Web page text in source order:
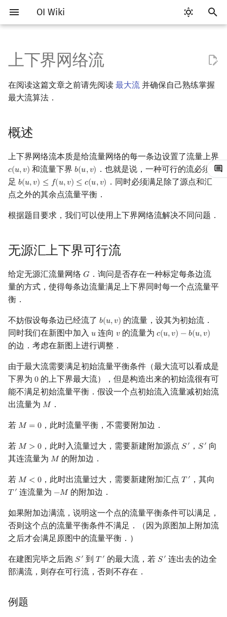
OI Wiki
开
搜
Getting Started
关于本项目
格式手册
数学符号表
F.A.Q.
镜像站列表
致谢
比赛相关简介
赛事
学习资源
技巧
出题
工具软件简介
代码编辑工具
Eclipse
Kate
Geany
Xcode
Sublime Text
CP Editor
Lemon
命令行编译与调试
编译器
WSL (Windows 10)
Special Judge
Testlib
Interactor
Polygon
OJ 工具
LaTeX 入门
Git
语言基础简介
C++ 基础
流程控制语句
函数
string
引用
新版 C++ 特性
编译优化
C++ 与其他常用语言的区别
Pascal 转 C++ 急救
Python 速成
Java 速成
Java 进阶
算法基础简介
复杂度
递归 & 分治
贪心
排序
计数排序
快速排序
桶排序
希尔排序
Tim 排序
排序相关 STL
前缀和 & 差分
二分
倍增
构造
搜索部分简介
DFS（搜索）
启发式搜索
A*
迭代加深搜索
IDA*
回溯法
Dancing Links
Alpha–Beta 剪枝
优化
动态规划部分简介
动态规划基础
区间 DP
DAG 上的 DP
树形 DP
状压 DP
数位 DP
插头 DP
计数 DP
动态 DP
概率 DP
DP 套 DP
Slope Trick 优化
状态设计优化
其它 DP 方法
字符串部分简介
字符串基础
字符串哈希
字典树 (Trie)
前缀函数与 KMP 算法
Boyer–Moore 算法
Z 函数（扩展 KMP）
AC 自动机
后缀数组 (SA)
后缀自动机 (SAM)
后缀平衡树
广义后缀自动机
Manacher
回文树
序列自动机
最小表示法
Lyndon 分解
Main–Lorentz 算法
数学部分简介
布尔代数
二进制集合操作
高精度计算
快速幂
置换和排列
弧度制与坐标系
复数
数论
欧拉函数
分解质因数
费马小定理 & 欧拉定理
模逆元
线性同余方程
升幂引理
阶乘取模
同余方程
离散对数
高次剩余 & 单位根
数论分块
多项式与生成函数
快速沃尔什变换
多项式牛顿迭代
多项式初等函数
常系数齐次线性递推
多项式平移|连续点值平移
Lagrange 反演
形式幂级数复合|复合逆
指数生成函数
组合数学
错位排列
斯特林数
Entringer Number
Eulerian Number
范德蒙德卷积
Pólya 计数
线性代数
初等变换
线性空间
特征多项式
对角化
抽象代数
Schreier–Sims 算法
概率论
概率不等式
博弈论
数值算法
序理论
杨氏矩阵
数据结构部分简介
栈
哈希表
并查集
堆
块状数据结构
Sqrt Tree
单调栈
单调队列
ST 表
树状数组
线段树
区间最值操作 & 区间历史
值
划分树
替罪羊树
Size Balanced Tree
左偏红黑树
AA 树
跳表
可持久化数据结构
可持久化字典树
树套树
分块套树状数组
K-D Tree
动态树
析合树
树基础
树的直径
最近公共祖先
树链剖分
树上启发式合并
虚树
树分治
动态树分治
AHU 算法
树哈希
树上随机游走
最短路
差分约束
最小生成树
最小树形图
强连通分量
双连通分量
点/边连通度
概述
无源汇上下界可行流
有源汇上下界最大流
有源汇上下界最小流
图匹配
二分图最大匹配
一般图最大权匹配
稳定匹配
计算几何部分简介
二维计算几何基础
Pick 定理
三角剖分
凸包
扫描线
旋转卡壳
半平面交
平面最近点对
随机增量法
反演变换
计算几何杂项
杂项简介
离散化
分数规划
随机化
悬线法
有限状态自动机
计算理论基础
字节顺序
约瑟夫问题
表达式求值
在一台机器上规划任务
主元素问题
15-puzzle
Kahan 求和
珂朵莉树/颜色段均摊
空间优化简介
RMQ
并查集应用
上下界网络流
在阅读这篇文章之前请先阅读 最大流 并确保自己熟练掌握
最大流算法．
概述
上下界网络流本质是给流量网络的每一条边设置了流量上界
𝑐(𝑢,𝑣)
c(u,v) 和流量下界𝑏(𝑢,𝑣)
b(u,v) ．也就是说，一种可行的流必须满
足 𝑏(𝑢,𝑣) ≤ 𝑓(𝑢,𝑣) ≤ 𝑐(𝑢,𝑣)
b(u,v)≤ f(u,v)≤c(u ,v)
．同时必须满足除了源点和汇
点之外的其余点流量平衡．
根据题目要求，我们可以使用上下界网络流解决不同问题．
无源汇上下界可行流
给定无源汇流量网络 𝐺
G ．询问是否存在一种标定每条边流
量的方式，使得每条边流量满足上下界同时每一个点流量平
衡．
不妨假设每条边已经流了 𝑏(𝑢,𝑣)
b(u,v) 的流量，设其为初始流．
同时我们在新图中加入 𝑢
u 连向𝑣
v的流量为 𝑐(𝑢,𝑣) −𝑏(𝑢,𝑣)
c(u,v)− b( u,v)
的边．考虑在新图上进行调整．
由于最大流需要满足初始流量平衡条件（最大流可以看成是
下界为 0
0 的上下界最大流），但是构造出来的初始流很有可
能不满足初始流量平衡．假设一个点初始流入流量减初始流
出流量为 𝑀
M ．
若 𝑀 = 0
M= 0 ，此时流量平衡，不需要附加边．
若 𝑀 > 0
M> 0 ，此时入流量过大，需要新建附加源点 𝑆′
S′ ， 𝑆′
S′ 向
其连流量为 𝑀
M 的附加边．
若 𝑀 < 0
M< 0 ，此时出流量过大，需要新建附加汇点𝑇 ′
T′ ，其向
𝑇 ′
T′ 连流量为 −𝑀
−M 的附加边．
如果附加边满流，说明这一个点的流量平衡条件可以满足，
否则这个点的流量平衡条件不满足．（因为原图加上附加流
之后才会满足原图中的流量平衡．）
在建图完毕之后跑 𝑆′
S′ 到𝑇 ′
T′ 的最大流，若 𝑆′
S′ 连出去的边全
部满流，则存在可行流，否则不存在．
例题